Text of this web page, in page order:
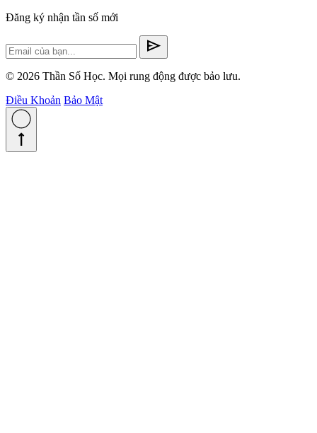
Đăng ký nhận tần số mới
send
© 2026 Thần Số Học. Mọi rung động được bảo lưu.
Điều Khoản Bảo Mật
straight